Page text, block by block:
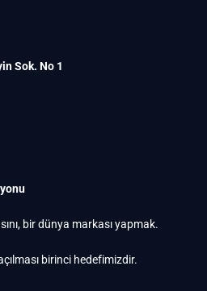
Sok. No 1
bir dünya markası yapmak.
birinci hedefimizdir.